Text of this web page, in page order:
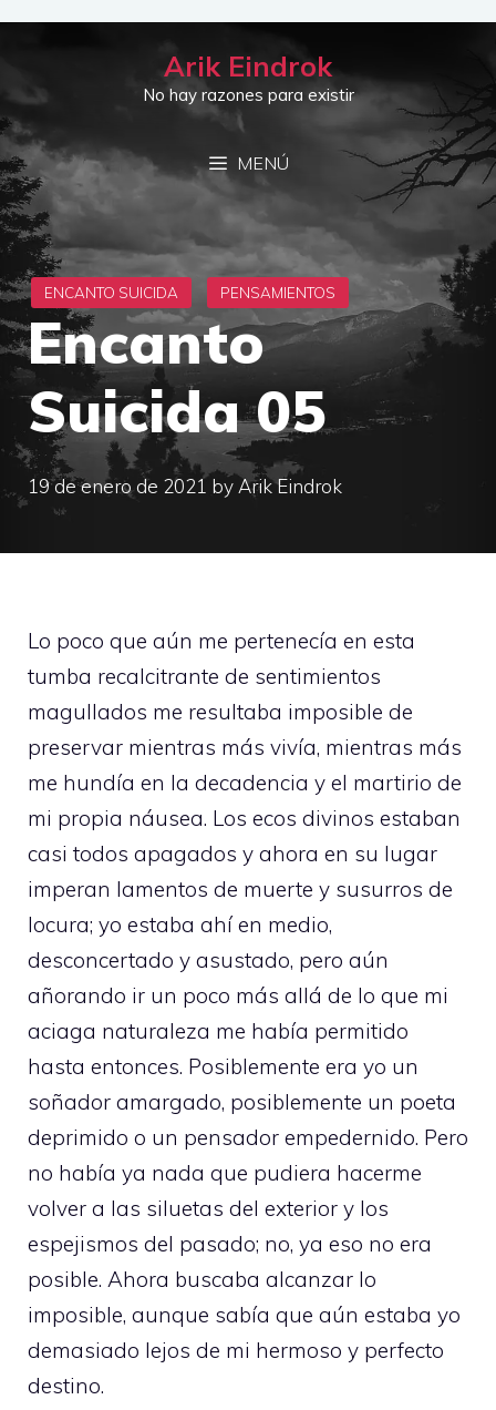
Saltar
contenido
Arik Eindrok
No hay razones para existir
MENÚ
Encanto
Suicida 05
19 de enero de 2021 by Arik Eindrok
Lo poco que aún me pertenecía en esta
tumba recalcitrante de sentimientos
magullados me resultaba imposible de
preservar mientras más vivía, mientras más
me hundía en la decadencia y el martirio de
mi propia náusea. Los ecos divinos estaban
casi todos apagados y ahora en su lugar
imperan lamentos de muerte y susurros de
locura; yo estaba ahí en medio,
desconcertado y asustado, pero aún
añorando ir un poco más allá de lo que mi
aciaga naturaleza me había permitido
hasta entonces. Posiblemente era yo un
soñador amargado, posiblemente un poeta
deprimido o un pensador empedernido. Pero
no había ya nada que pudiera hacerme
volver a las siluetas del exterior y los
espejismos del pasado; no, ya eso no era
posible. Ahora buscaba alcanzar lo
imposible, aunque sabía que aún estaba yo
demasiado lejos de mi hermoso y perfecto
destino.